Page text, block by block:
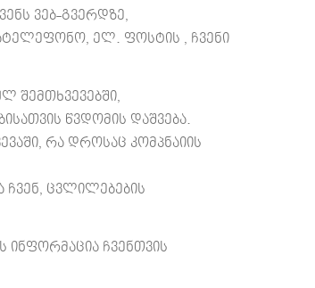
ვებ-გვერდზე,
ელ. ფოსტის , ჩვენი
შემთხვევებში,
წვდომის დაშვება.
რა დროსაც კომპნაიის
ჩვენ, ცვლილებების
ინფორმაცია ჩვენთვის